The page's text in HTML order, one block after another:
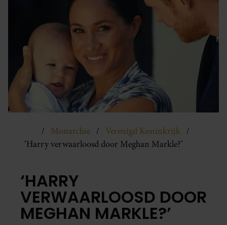
Monarchie
Verenigd Koninkrijk
‘Harry verwaarloosd door Meghan Markle?’
‘HARRY
VERWAARLOOSD DOOR
MEGHAN MARKLE?’